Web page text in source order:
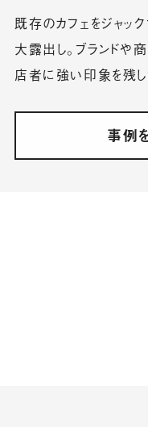
既存のカフェをジャッ
大露出し。ブランドや
店者に強い印象を残し
事例